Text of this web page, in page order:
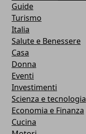
Guide
Turismo
Italia
Salute e Benessere
Casa
Donna
Eventi
Investimenti
Scienza e tecnologia
Economia e Finanza
Cucina